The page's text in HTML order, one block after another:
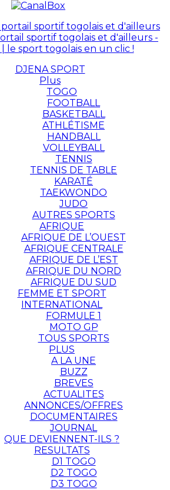
sportif togolais et d'ailleurs -
le sport togolais en un clic !
DJENA SPORT
Plus
TOGO
FOOTBALL
BASKETBALL
ATHLÉTISME
HANDBALL
VOLLEYBALL
TENNIS
TENNIS DE TABLE
KARATÉ
TAEKWONDO
JUDO
AUTRES SPORTS
AFRIQUE
AFRIQUE DE L’OUEST
AFRIQUE CENTRALE
AFRIQUE DE L’EST
AFRIQUE DU NORD
AFRIQUE DU SUD
FEMME ET SPORT
INTERNATIONAL
FORMULE 1
MOTO GP
TOUS SPORTS
PLUS
A LA UNE
BUZZ
BREVES
ACTUALITES
ANNONCES/OFFRES
DOCUMENTAIRES
JOURNAL
QUE DEVIENNENT-ILS ?
RESULTATS
D1 TOGO
D2 TOGO
D3 TOGO